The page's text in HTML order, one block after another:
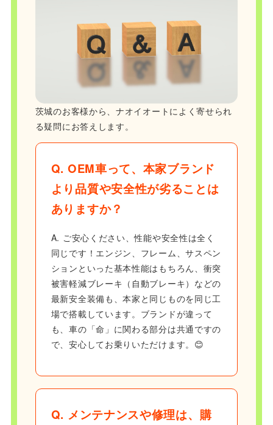
茨城のお客様から、ナオイオートによく寄せられ
る疑問にお答えします。
Q. OEM車って、本家ブランド
より品質や安全性が劣ることは
ありますか？
A. ご安心ください、性能や安全性は全く
同じです！エンジン、フレーム、サスペン
ションといった基本性能はもちろん、衝突
被害軽減ブレーキ（自動ブレーキ）などの
最新安全装備も、本家と同じものを同じ工
場で搭載しています。ブランドが違って
も、車の「命」に関わる部分は共通ですの
で、安心してお乗りいただけます。😊
Q. メンテナンスや修理は、購